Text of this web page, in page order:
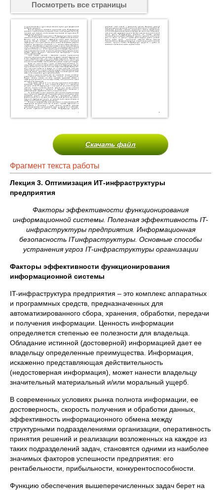
Посмотреть все страницы
Скачать файл
Фрагмент текста работы
Лекция 3. Оптимизация ИТ-инфраструктуры
предприятия
Факторы эффективности функционирования
информационной системы. Полезная эффективность IT-
инфраструктуры предприятия. Информационная
безопасность ITинфраструктуры. Основные способы
устранения угроз IT-инфраструктуры организации
Факторы эффективности функционирования
информационной системы
IT-инфраструктура предприятия – это комплекс аппаратных
и программных средств, предназначенных для
автоматизированного сбора, хранения, обработки, передачи
и получения информации. Ценность информации
определяется степенью ее полезности для владельца.
Обладание истинной (достоверной) информацией дает ее
владельцу определенные преимущества. Информация,
искаженно представляющая действительность
(недостоверная информация), может нанести владельцу
значительный материальный и/или моральный ущерб.
В современных условиях рынка полнота информации, ее
достоверность, скорость получения и обработки данных,
эффективность информационного обмена между
структурными подразделениями организации, оперативность
принятия решений и реализации возложенных на каждое из
таких подразделений задач, становятся одними из наиболее
значимых факторов успешности предприятия: его
рентабельности, прибыльности, конкурентоспособности.
Функцию обеспечения вышеперечисленных задач берет на